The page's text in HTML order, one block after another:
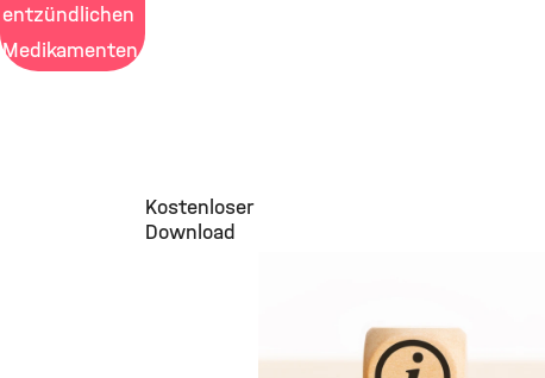
entzündlichen
Medikamenten
Kostenloser
Download